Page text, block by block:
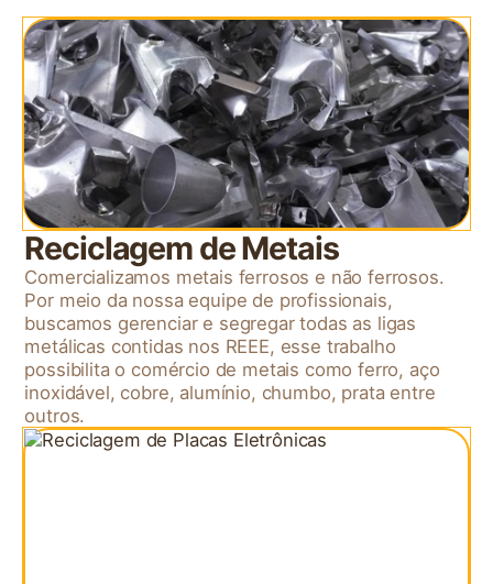
Reciclagem de Metais
Comercializamos metais ferrosos e não ferrosos.
Por meio da nossa equipe de profissionais,
buscamos gerenciar e segregar todas as ligas
metálicas contidas nos REEE, esse trabalho
possibilita o comércio de metais como ferro, aço
inoxidável, cobre, alumínio, chumbo, prata entre
outros.